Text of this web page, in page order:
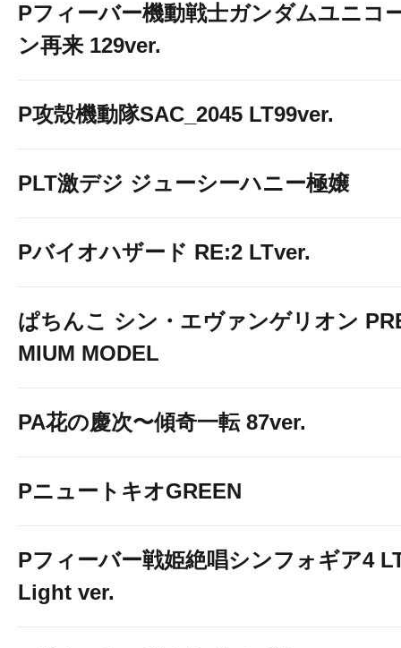
Pフィーバー機動戦士ガンダムユニコ
ン再来 129ver.
P攻殻機動隊SAC_2045 LT99ver.
PLT激デジ ジューシーハニー極嬢
Pバイオハザード RE:2 LTver.
ぱちんこ シン・エヴァンゲリオン
MIUM MODEL
PA花の慶次〜傾奇一転 87ver.
PニュートキオGREEN
Pフィーバー戦姫絶唱シンフォギア4
Light ver.